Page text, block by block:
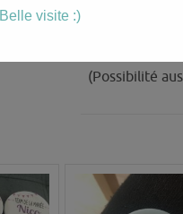
(Possibilité
Belle visite :)